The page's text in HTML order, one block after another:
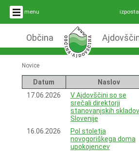
menu
Občina
Novice
Datum Naslov
17.06.2026
V Ajdovščini so se
srečali direktorji
stanovanjskih skladov
Slovenije
16.06.2026
Pol stoletja
novogoriškega doma
upokojencev